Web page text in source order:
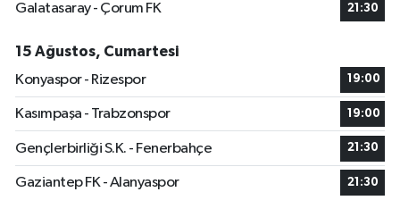
Galatasaray - Çorum FK
21:30
15 Ağustos, Cumartesi
Konyaspor - Rizespor
19:00
Kasımpaşa - Trabzonspor 19:00
Gençlerbirliği S.K. - Fenerbahçe 21:30
Gaziantep FK - Alanyaspor 21:30